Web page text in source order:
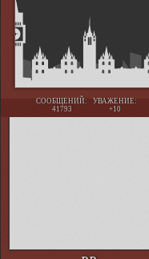
СООБЩЕНИЙ:
41793
УВАЖЕНИЕ:
+10